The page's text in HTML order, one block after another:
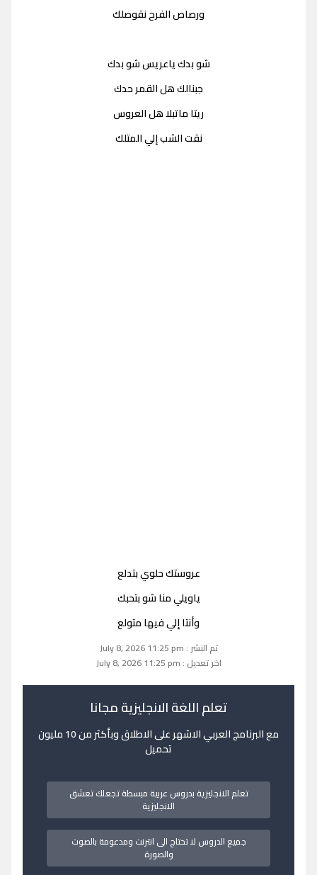
ورصاص الفرح نقوصلك
شو بدك ياعريس شو بدك
جبنالك هل القمر حدك
ريتا ماتبلا هل العروس
نقت الشب إلي المتلك
عروستك حلوي بتدلع
ياويلي منا شو بتحبك
وأنتا إلي فيها متولع
تم النشر : July 8, 2026 11:25 pm
اخر تعديل : July 8, 2026 11:25 pm
تعلم اللغة الانجليزية مجانا
مع البرنامج العربي الاشهر على الاطلاق وبأكثر من 10 مليون
تحميل
تعلم الانجليزية بدروس عربية مبسطة تجعلك تعشق
الانجليزية
جميع الدروس لا تحتاج الى انترنت ومدعومة بالصوت
والصورة